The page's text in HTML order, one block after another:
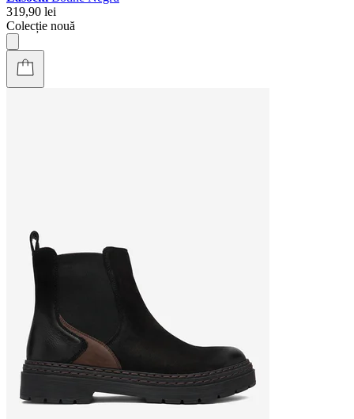
319,90 lei
Colecție nouă